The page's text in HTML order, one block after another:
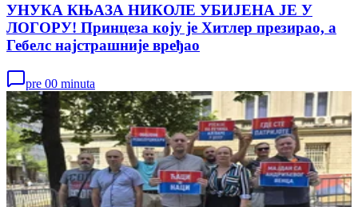
УНУКА КЊАЗА НИКОЛЕ УБИЈЕНА ЈЕ У
ЛОГОРУ! Принцеза коју је Хитлер презирао, а
Гебелс најстрашније вређао
pre 00 minuta